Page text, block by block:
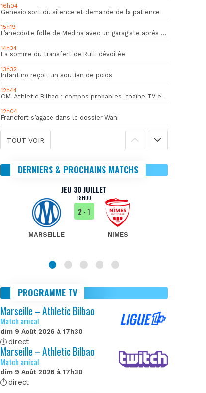
16h04
Genesio sort du silence et demande de la patience
15h19
L’anecdote folle de Medina avec un garagiste après le Mondial
14h34
La somme du transfert de Rulli dévoilée
13h32
Infantino reçoit un soutien de poids
12h44
OM-Athletic Bilbao : compos probables, chaîne TV et heure du match
12h04
Francfort s’agace dans le dossier Wahi
TOUT VOIR
DERNIERS & PROCHAINS MATCHS
JEU 30 JUILLET
18H00
MARSEILLE
2- 1
NIMES
PROGRAMME TV
Marseille – Athletic Bilbao
Match amical
dim 9 Août 2026 à 17h30
direct
Marseille – Athletic Bilbao
Match amical
dim 9 Août 2026 à 17h30
direct